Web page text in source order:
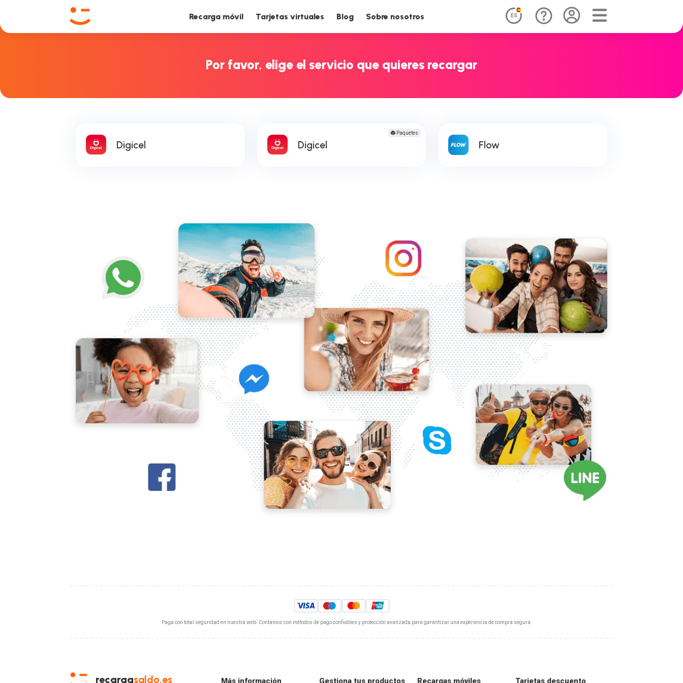
Recarga móvil Tarjetas virtuales Blog Sobre nosotros ES
Por favor, elige el servicio que quieres recargar
Digicel
Paquetes
Digicel Flow
Paga con total seguridad en nuestra web. Contamos con métodos de pago confiables y protección avanzada para garantizar una experiencia de compra segura.
recargasaldo.es Más información Gestiona tus productos Recargas móviles Tarjetas descuento